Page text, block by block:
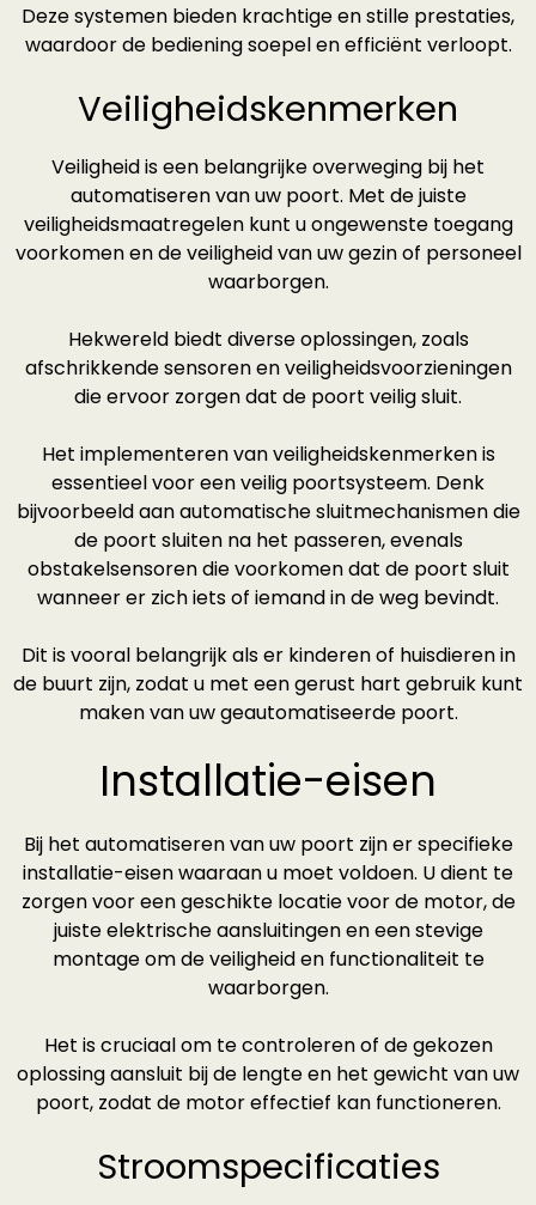
Deze systemen bieden krachtige en stille prestaties,
waardoor de bediening soepel en efficiënt verloopt.
Veiligheidskenmerken
Veiligheid is een belangrijke overweging bij het
automatiseren van uw poort. Met de juiste
veiligheidsmaatregelen kunt u ongewenste toegang
voorkomen en de veiligheid van uw gezin of personeel
waarborgen.
Hekwereld biedt diverse oplossingen, zoals
afschrikkende sensoren en veiligheidsvoorzieningen
die ervoor zorgen dat de poort veilig sluit.
Het implementeren van veiligheidskenmerken is
essentieel voor een veilig poortsysteem. Denk
bijvoorbeeld aan automatische sluitmechanismen die
de poort sluiten na het passeren, evenals
obstakelsensoren die voorkomen dat de poort sluit
wanneer er zich iets of iemand in de weg bevindt.
Dit is vooral belangrijk als er kinderen of huisdieren in
de buurt zijn, zodat u met een gerust hart gebruik kunt
maken van uw geautomatiseerde poort.
Installatie-eisen
Bij het automatiseren van uw poort zijn er specifieke
installatie-eisen waaraan u moet voldoen. U dient te
zorgen voor een geschikte locatie voor de motor, de
juiste elektrische aansluitingen en een stevige
montage om de veiligheid en functionaliteit te
waarborgen.
Het is cruciaal om te controleren of de gekozen
oplossing aansluit bij de lengte en het gewicht van uw
poort, zodat de motor effectief kan functioneren.
Stroomspecificaties